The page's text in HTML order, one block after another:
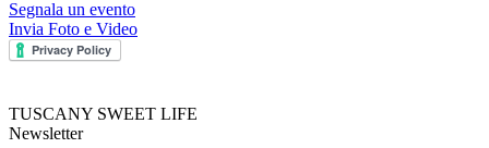
Segnala un evento
Invia Foto e Video
TUSCANY SWEET LIFE
Newsletter